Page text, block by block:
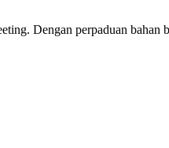
Dengan perpaduan bahan